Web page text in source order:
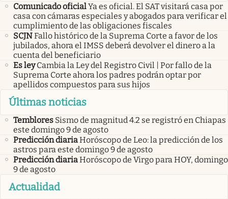
Comunicado oficialYa es oficial. El SAT visitará casa por
casa con cámaras especiales y abogados para verificar el
cumplimiento de las obligaciones fiscales
SCJNFallo histórico de la Suprema Corte a favor de los
jubilados, ahora el IMSS deberá devolver el dinero a la
cuenta del beneficiario
Es ley Cambia la Ley del Registro Civil | Por fallo de la
Suprema Corte ahora los padres podrán optar por
apellidos compuestos para sus hijos
Últimas noticias
Temblores Sismo de magnitud 4.2 se registró en Chiapas
este domingo 9 de agosto
Predicción diariaHoróscopo de Leo: la predicción de los
astros para este domingo 9 de agosto
Predicción diariaHoróscopo de Virgo para HOY, domingo
9 de agosto
Actualidad